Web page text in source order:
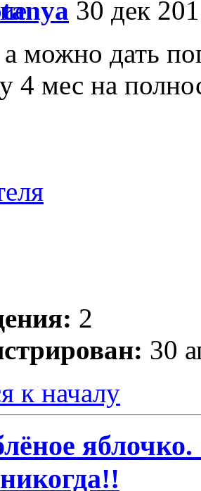
30 дек
можно дать
4 мес на
2
30
к началу